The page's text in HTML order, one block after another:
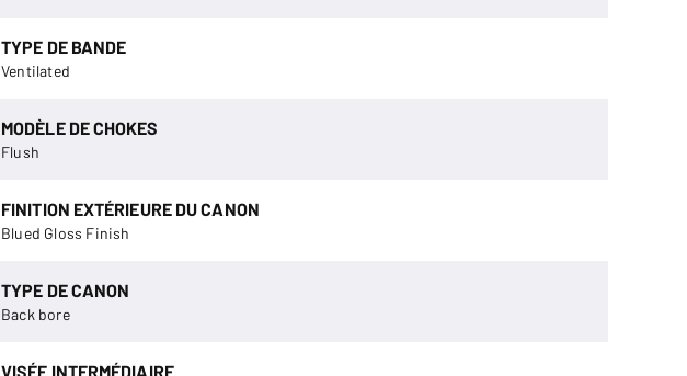
TYPE DE BANDE
Ventilated
MODÈLE DE CHOKES
Flush
FINITION EXTÉRIEURE DU CANON
Blued Gloss Finish
TYPE DE CANON
Back bore
VISÉE INTERMÉDIAIRE